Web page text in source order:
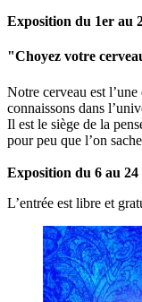
Exposition du 1er au
"Choyez votre
Notre cerveau est
connaissons dans
Il est le siège de la
pour peu que l’on
Exposition du 6 au 24
L’entrée est libre et